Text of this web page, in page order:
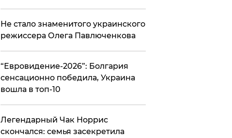
Не стало знаменитого украинского
режиссера Олега Павлюченкова
​“Евровидение-2026”: Болгария
сенсационно победила, Украина
вошла в топ-10
​Легендарный Чак Норрис
скончался: семья засекретила